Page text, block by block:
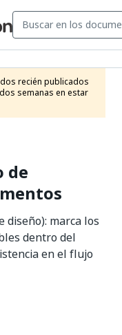
recién publicados
semanas en estar
de
diseño): marca los
dentro del
en el flujo